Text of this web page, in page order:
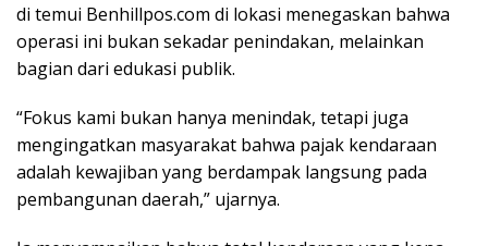
di temui Benhillpos.com di lokasi menegaskan bahwa
operasi ini bukan sekadar penindakan, melainkan
bagian dari edukasi publik.
“Fokus kami bukan hanya menindak, tetapi juga
mengingatkan masyarakat bahwa pajak kendaraan
adalah kewajiban yang berdampak langsung pada
pembangunan daerah,” ujarnya.